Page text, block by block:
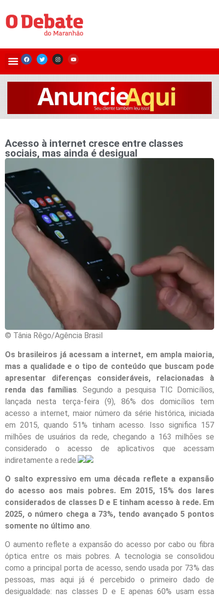
Acesso à internet cresce entre classes
sociais, mas ainda é desigual
© Tânia Rêgo/Agência Brasil
Os brasileiros já acessam a internet, em ampla maioria,
mas a qualidade e o tipo de conteúdo que buscam pode
apresentar diferenças consideráveis, relacionadas à
renda das famílias . Segundo a pesquisa TIC Domicílios,
lançada nesta terça-feira (9), 86% dos domicílios tem
acesso a internet, maior número da série histórica, iniciada
em 2015, quando 51% tinham acesso. Isso significa 157
milhões de usuários da rede, chegando a 163 milhões se
considerado o acesso de aplicativos que acessam
indiretamente a rede.
O salto expressivo em uma década reflete a expansão
do acesso aos mais pobres. Em 2015, 15% dos lares
considerados de classes D e E tinham acesso à rede. Em
2025, o número chega a 73%, tendo avançado 5 pontos
somente no último ano.
O aumento reflete a expansão do acesso por cabo ou fibra
óptica entre os mais pobres. A tecnologia se consolidou
como a principal porta de acesso, sendo usada por 73% das
pessoas, mas aqui já é percebido o primeiro dado de
desigualdade: nas classes D e E apenas 60% usam essa